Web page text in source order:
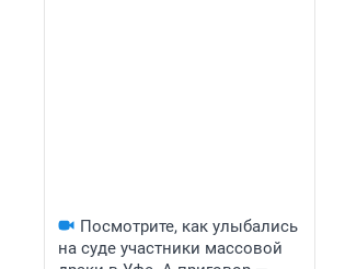
Посмотрите, как улыбались
на суде участники массовой